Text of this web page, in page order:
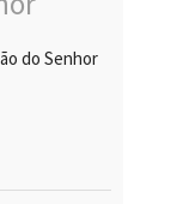
do Senhor